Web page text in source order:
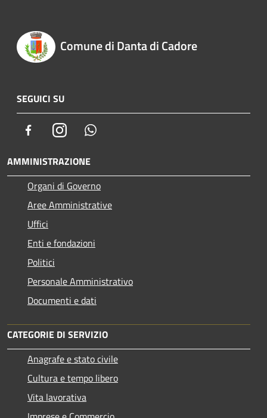
Comune di Danta di Cadore
SEGUICI SU
FacebookInstagram
AMMINISTRAZIONE
Organi di Governo
Aree Amministrative
Uffici
Enti e fondazioni
Politici
Personale Amministrativo
Documenti e dati
CATEGORIE DI SERVIZIO
Anagrafe e stato civile
Cultura e tempo libero
Vita lavorativa